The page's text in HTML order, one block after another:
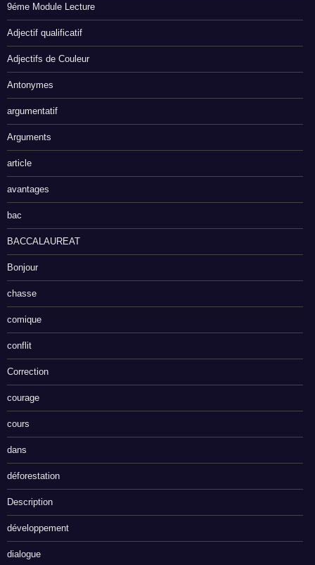
9éme Module Lecture
Adjectif qualificatif
Adjectifs de Couleur
Antonymes
argumentatif
Arguments
article
avantages
bac
BACCALAUREAT
Bonjour
chasse
comique
conflit
Correction
courage
cours
dans
déforestation
Description
développement
dialogue